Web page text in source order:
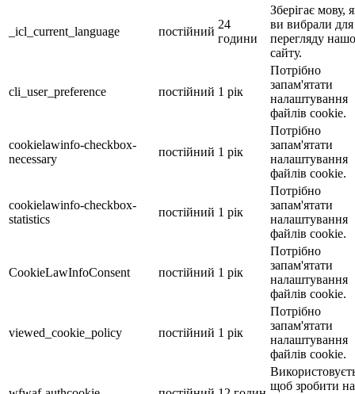
_icl_current_language постійний
24
години
Зберігає мову,
ви вибрали для
перегляду
сайту.
cli_user_preference постійний 1 рік
Потрібно
запам'ятати
налаштування
файлів cookie.
cookielawinfo-checkbox-
necessary
постійний 1 рік
Потрібно
запам'ятати
налаштування
файлів cookie.
cookielawinfo-checkbox-
statistics
постійний 1 рік
Потрібно
запам'ятати
налаштування
файлів cookie.
CookieLawInfoConsent постійний 1 рік
Потрібно
запам'ятати
налаштування
файлів cookie.
viewed_cookie_policy постійний 1 рік
Потрібно
запам'ятати
налаштування
файлів cookie.
щоб зробити